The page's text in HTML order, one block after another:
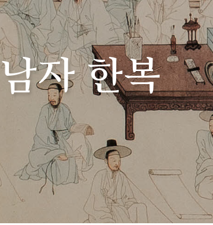
남자 한복